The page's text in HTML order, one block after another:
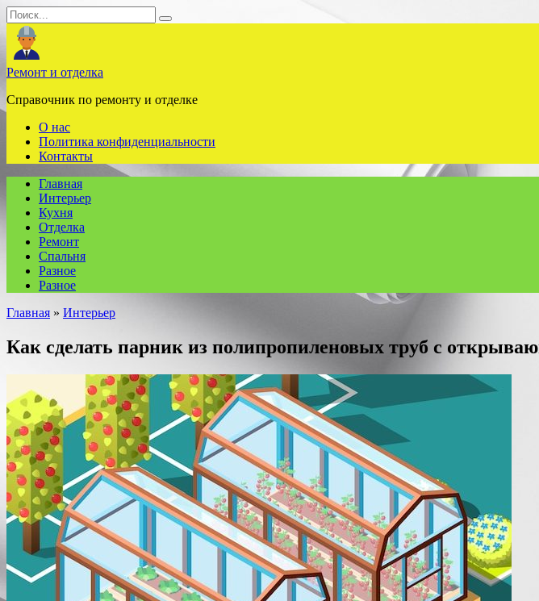
Перейти
к
содержанию
Search
for:
Ремонт и отделка
Справочник по ремонту и отделке
О нас
Политика конфиденциальности
Контакты
Главная
Интерьер
Кухня
Отделка
Ремонт
Спальня
Разное
Разное
Главная » Интерьер
Как сделать парник из полипропиленовых труб с